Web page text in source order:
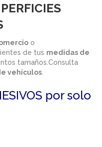
o
de tus medidas de
tamaños.Consulta
vehículos
por solo